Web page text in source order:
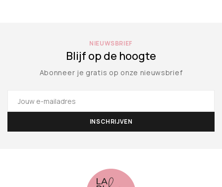
NIEUWSBRIEF
Blijf op de hoogte
Abonneer je gratis op onze nieuwsbrief